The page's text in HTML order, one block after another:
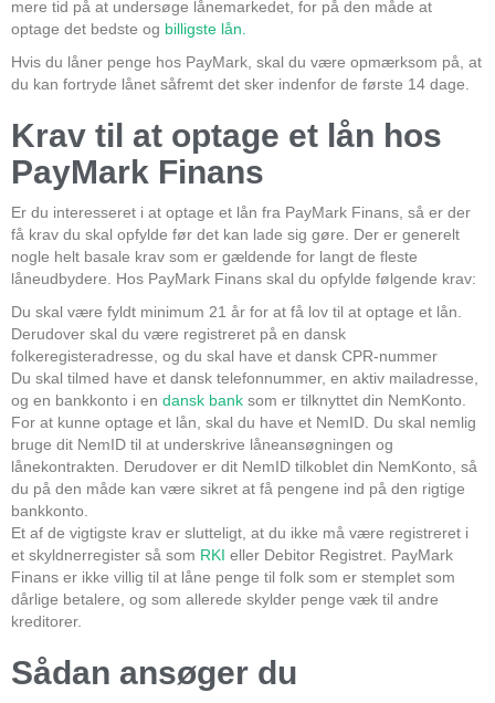
mere tid på at undersøge lånemarkedet, for på den måde at
optage det bedste og billigste lån.
Hvis du låner penge hos PayMark, skal du være opmærksom på, at
du kan fortryde lånet såfremt det sker indenfor de første 14 dage.
Krav til at optage et lån hos
PayMark Finans
Er du interesseret i at optage et lån fra PayMark Finans, så er der
få krav du skal opfylde før det kan lade sig gøre. Der er generelt
nogle helt basale krav som er gældende for langt de fleste
låneudbydere. Hos PayMark Finans skal du opfylde følgende krav:
Du skal være fyldt minimum 21 år for at få lov til at optage et lån.
Derudover skal du være registreret på en dansk
folkeregisteradresse, og du skal have et dansk CPR-nummer
Du skal tilmed have et dansk telefonnummer, en aktiv mailadresse,
og en bankkonto i en dansk bank som er tilknyttet din NemKonto.
For at kunne optage et lån, skal du have et NemID. Du skal nemlig
bruge dit NemID til at underskrive låneansøgningen og
lånekontrakten. Derudover er dit NemID tilkoblet din NemKonto, så
du på den måde kan være sikret at få pengene ind på den rigtige
bankkonto.
Et af de vigtigste krav er slutteligt, at du ikke må være registreret i
et skyldnerregister så som RKI eller Debitor Registret. PayMark
Finans er ikke villig til at låne penge til folk som er stemplet som
dårlige betalere, og som allerede skylder penge væk til andre
kreditorer.
Sådan ansøger du